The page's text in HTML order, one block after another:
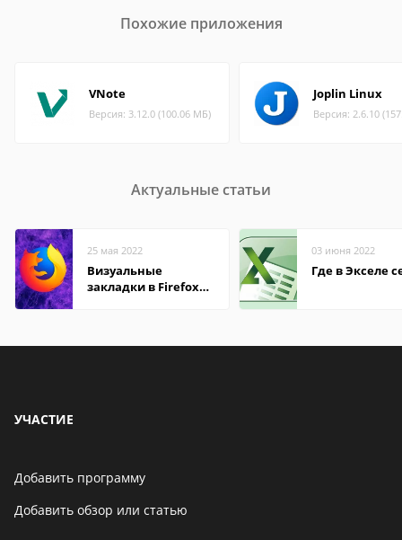
Похожие приложения
VNote
Версия: 3.12.0 (100.06 МБ)
Joplin Linux
Версия: 2.6.10
Актуальные статьи
25 мая 2022
Визуальные
закладки в Firefox
03 июня 2022
Где в Экселе
УЧАСТИЕ
Добавить программу
Добавить обзор или статью